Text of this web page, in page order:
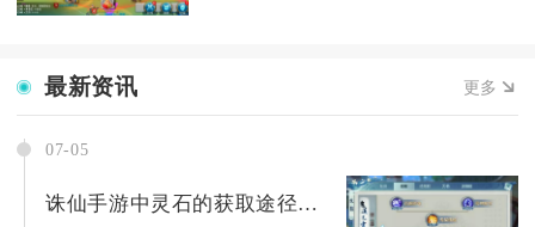
最新资讯 更多
07-05
诛仙手游中灵石的获取途径有哪些